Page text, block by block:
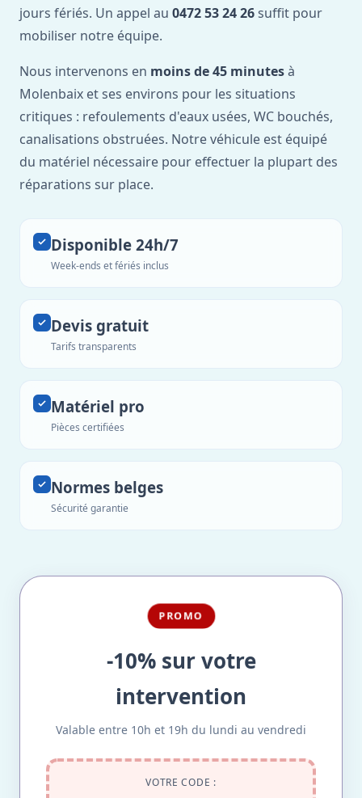
jours fériés. Un appel au 0472 53 24 26 suffit pour
mobiliser notre équipe.
Nous intervenons en moins de 45 minutesà
Molenbaix et ses environs pour les situations
critiques : refoulements d'eaux usées, WC bouchés,
canalisations obstruées. Notre véhicule est équipé
du matériel nécessaire pour effectuer la plupart des
réparations sur place.
Disponible 24h/7
Week-ends et fériés inclus
Devis gratuit
Tarifs transparents
Matériel pro
Pièces certifiées
Normes belges
Sécurité garantie
PROMO
-10% sur votre
intervention
Valable entre 10h et 19h du lundi au vendredi
VOTRE CODE :